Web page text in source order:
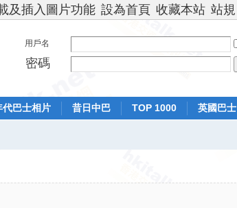
及插入圖片功能 設為首頁 收藏本站 站規
用戶名
密碼
代巴士相片 昔日中巴 TOP 1000
英國巴士